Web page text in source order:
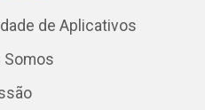
de Aplicativos
Somos